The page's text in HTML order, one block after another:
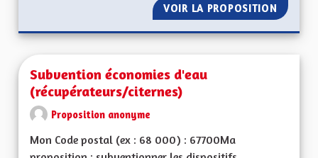
VOIR LA PROPOSITION
Subvention économies d'eau
(récupérateurs/citernes)
Proposition anonyme
Mon Code postal (ex : 68 000) : 67700Ma